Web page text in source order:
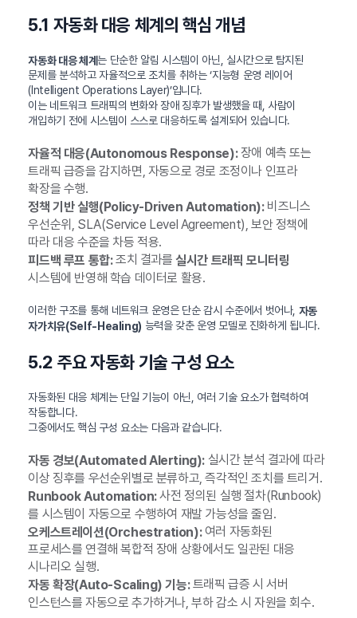
5.1 자동화 대응 체계의 핵심 개념
자동화 대응 체계는 단순한 알림 시스템이 아닌, 실시간으로 탐지된
문제를 분석하고 자율적으로 조치를 취하는 ‘지능형 운영 레이어
(Intelligent Operations Layer)’입니다.
이는 네트워크 트래픽의 변화와 장애 징후가 발생했을 때, 사람이
개입하기 전에 시스템이 스스로 대응하도록 설계되어 있습니다.
자율적 대응(Autonomous Response):장애 예측 또는
트래픽 급증을 감지하면, 자동으로 경로 조정이나 인프라
확장을 수행.
정책 기반 실행(Policy-Driven Automation):비즈니스
우선순위, SLA(Service Level Agreement), 보안 정책에
따라 대응 수준을 차등 적용.
피드백 루프 통합:조치 결과를 실시간 트래픽 모니터링
시스템에 반영해 학습 데이터로 활용.
이러한 구조를 통해 네트워크 운영은 단순 감시 수준에서 벗어나, 자동
자가치유(Self-Healing) 능력을 갖춘 운영 모델로 진화하게 됩니다.
5.2 주요 자동화 기술 구성 요소
자동화된 대응 체계는 단일 기능이 아닌, 여러 기술 요소가 협력하여
작동합니다.
그중에서도 핵심 구성 요소는 다음과 같습니다.
자동 경보(Automated Alerting):실시간 분석 결과에 따라
이상 징후를 우선순위별로 분류하고, 즉각적인 조치를 트리거.
Runbook Automation:사전 정의된 실행 절차(Runbook)
를 시스템이 자동으로 수행하여 재발 가능성을 줄임.
오케스트레이션(Orchestration):여러 자동화된
프로세스를 연결해 복합적 장애 상황에서도 일관된 대응
시나리오 실행.
자동 확장(Auto-Scaling) 기능:트래픽 급증 시 서버
인스턴스를 자동으로 추가하거나, 부하 감소 시 자원을 회수.